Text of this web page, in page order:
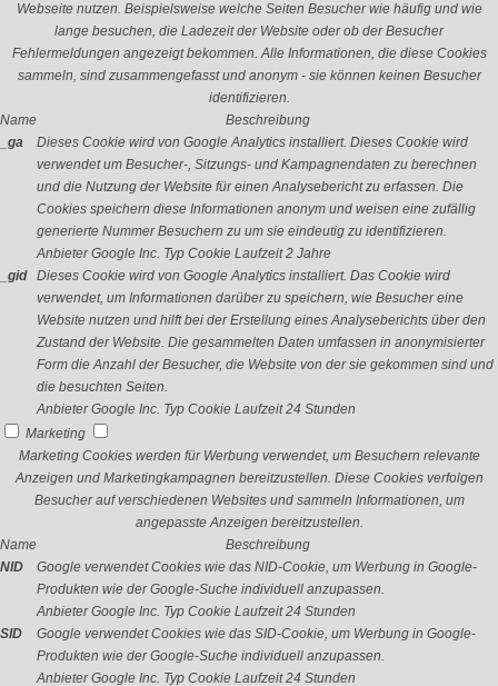
Webseite nutzen. Beispielsweise welche Seiten Besucher wie häufig und wie
lange besuchen, die Ladezeit der Website oder ob der Besucher
Fehlermeldungen angezeigt bekommen. Alle Informationen, die diese Cookies
sammeln, sind zusammengefasst und anonym - sie können keinen Besucher
identifizieren.
Name
Beschreibung
_ga
Dieses Cookie wird von Google Analytics installiert. Dieses Cookie wird
verwendet um Besucher-, Sitzungs- und Kampagnendaten zu berechnen
und die Nutzung der Website für einen Analysebericht zu erfassen. Die
Cookies speichern diese Informationen anonym und weisen eine zufällig
generierte Nummer Besuchern zu um sie eindeutig zu identifizieren.
Anbieter Google Inc. Typ Cookie Laufzeit 2 Jahre
_gid
Dieses Cookie wird von Google Analytics installiert. Das Cookie wird
verwendet, um Informationen darüber zu speichern, wie Besucher eine
Website nutzen und hilft bei der Erstellung eines Analyseberichts über den
Zustand der Website. Die gesammelten Daten umfassen in anonymisierter
Form die Anzahl der Besucher, die Website von der sie gekommen sind und
die besuchten Seiten.
Anbieter Google Inc. Typ Cookie Laufzeit 24 Stunden
Marketing
Marketing Cookies werden für Werbung verwendet, um Besuchern relevante
Anzeigen und Marketingkampagnen bereitzustellen. Diese Cookies verfolgen
Besucher auf verschiedenen Websites und sammeln Informationen, um
angepasste Anzeigen bereitzustellen.
Name
Beschreibung
NID
Google verwendet Cookies wie das NID-Cookie, um Werbung in Google-
Produkten wie der Google-Suche individuell anzupassen.
Anbieter Google Inc. Typ Cookie Laufzeit 24 Stunden
SID
Google verwendet Cookies wie das SID-Cookie, um Werbung in Google-
Produkten wie der Google-Suche individuell anzupassen.
Anbieter Google Inc. Typ Cookie Laufzeit 24 Stunden